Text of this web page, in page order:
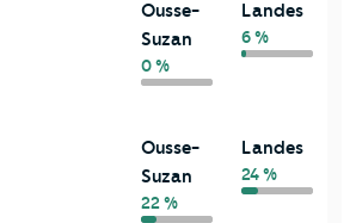
Ousse-
Suzan
0 %
Landes
6 %
Ousse-
Suzan
22 %
Landes
24 %